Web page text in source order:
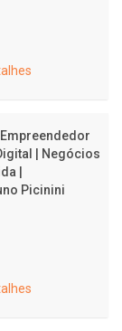
| Negócios
|
Picinini